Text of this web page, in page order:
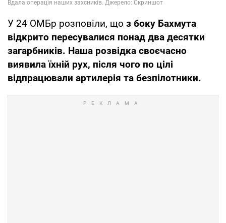
У 24 ОМБр розповіли, що з боку Бахмута
відкрито пересувалися понад два десятки
загарбників. Наша розвідка своєчасно
виявила їхній рух, після чого по цілі
відпрацювали артилерія та безпілотники.